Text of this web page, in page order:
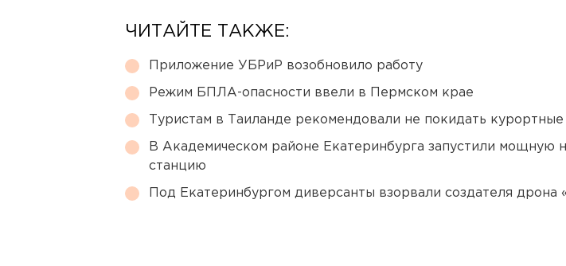
ЧИТАЙТЕ ТАКЖЕ:
Приложение УБРиР возобновило работу
Режим БПЛА-опасности ввели в Пермском крае
Туристам в Таиланде рекомендовали не покидать
В Академическом районе Екатеринбурга запустили мощную
станцию
Под Екатеринбургом диверсанты взорвали создателя дрона